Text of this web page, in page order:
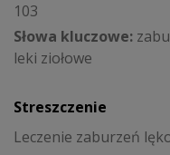
103
Słowa kluczowe:
leki ziołowe
Streszczenie
Leczenie zaburzeń